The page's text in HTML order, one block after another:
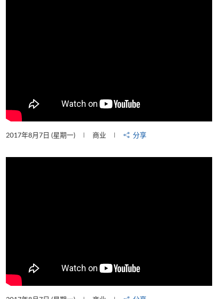
2017年8月7日 (星期一) 商业 分享